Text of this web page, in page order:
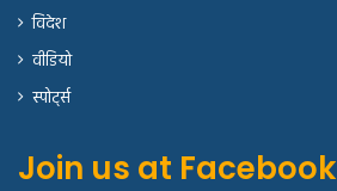
विदेश
वीडियो
स्पोर्ट्स
Join us at Facebook